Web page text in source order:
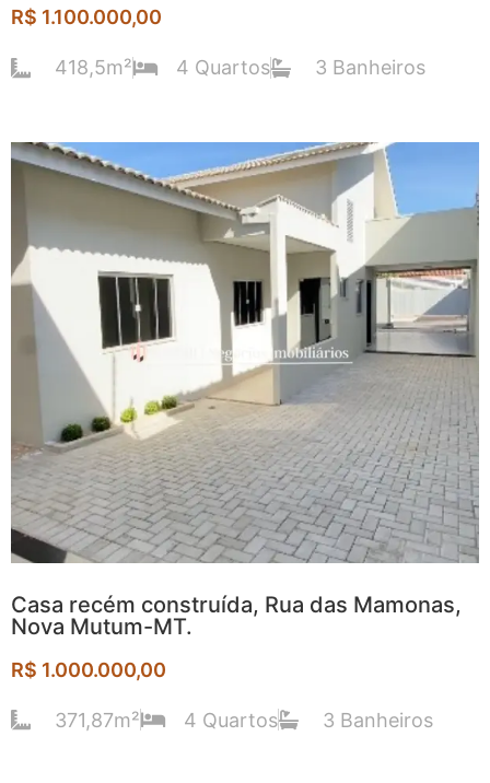
R$ 1.100.000,00
418,5m² 4 Quartos 3 Banheiros
Casa recém construída, Rua das Mamonas,
Nova Mutum-MT.
R$ 1.000.000,00
371,87m² 4 Quartos 3 Banheiros